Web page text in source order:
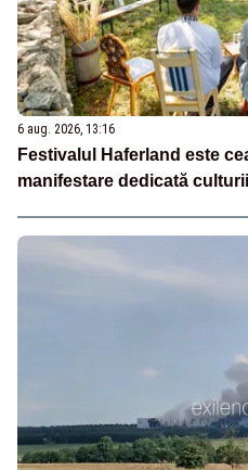
6 aug. 2026, 13:16
Festivalul Haferland este
manifestare dedicată